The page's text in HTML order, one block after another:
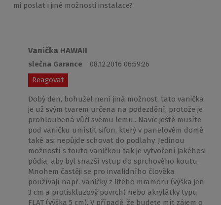
mi poslat i jiné možnosti instalace?
Vanička HAWAII
slečna Garance
08.12.2016 06:59:26
Reagovat
Dobý den, bohužel není jiná možnost, tato vanička
je už svým tvarem určena na podezdění, protože je
prohloubená vůči svému lemu.. Navíc ještě musíte
pod vaničku umístit sifon, který v panelovém domě
také asi nepůjde schovat do podlahy. Jedinou
možností s touto vaničkou tak je vytvoření jakéhosi
pódia, aby byl snazší vstup do sprchového koutu.
Mnohem častěji se pro invalidního člověka
používají např. vaničky z litého mramoru (výška jen
3 cm a protiskluzový povrch) nebo akrylátky typu
FLAT (výška 5 cm). V případě, že budete mít zájem o